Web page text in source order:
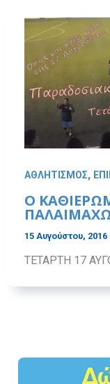
ΑΘΛΗΤΙΣΜΟΣ,
Ο
15 Αυγούστου, 2016
ΤΕΤΑΡΤΗ 17